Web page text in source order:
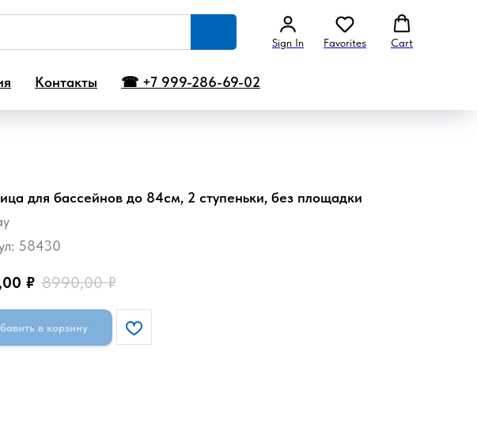
Sign In Favorites Cart
Контакты ☎ +7 999-286-69-02
для бассейнов до 84см, 2 ступеньки, без площадки
58430
₽ 8990,00 ₽
в корзину